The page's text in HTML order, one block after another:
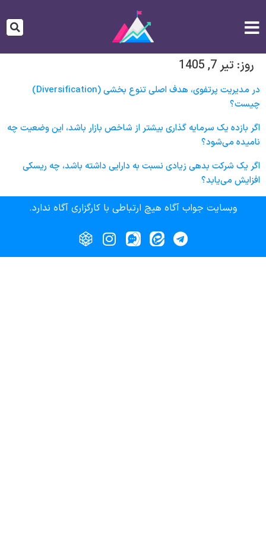
روز: تیر 7, 1405
در مدیریت پرتفوی، هدف اصلی تنوع‌ بخشی (Diversification)
چیست؟
اگر بازده یک سرمایه‌ گذاری بیشتر از شاخص بازار باشد، این وضعیت چه
نامیده می‌شود؟
اگر یک شرکت بدهی زیادی نسبت به دارایی داشته باشد، چه ریسکی
افزایش می‌یابد؟
وبسایت جواب آگاه هیچ ارتباطی با کارگزاری آگاه ندارد.